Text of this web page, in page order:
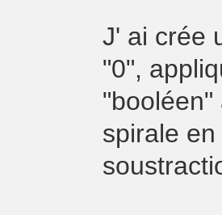
J' ai crée
"0",
spirale